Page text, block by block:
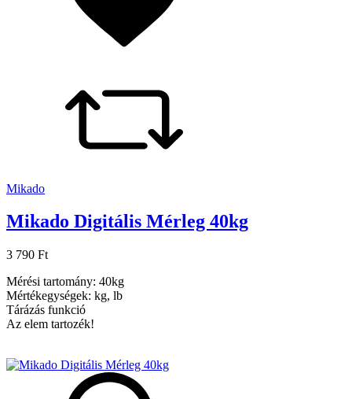
Mikado
Mikado Digitális Mérleg 40kg
3 790 Ft
Mérési tartomány: 40kg
Mértékegységek: kg, lb
Tárázás funkció
Az elem tartozék!